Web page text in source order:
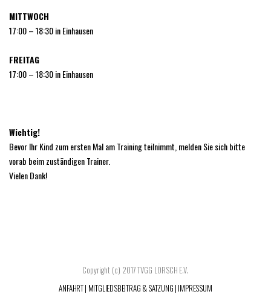
MITTWOCH
17:00 – 18:30 in Einhausen
FREITAG
17:00 – 18:30 in Einhausen
Wichtig!
Bevor Ihr Kind zum ersten Mal am Training teilnimmt, melden Sie sich bitte
vorab beim zuständigen Trainer.
Vielen Dank!
Copyright (c) 2017 TVGG LORSCH E.V.
ANFAHRT| MITGLIEDSBEITRAG & SATZUNG | IMPRESSUM